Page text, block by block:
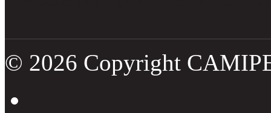
© 2026 Copyright